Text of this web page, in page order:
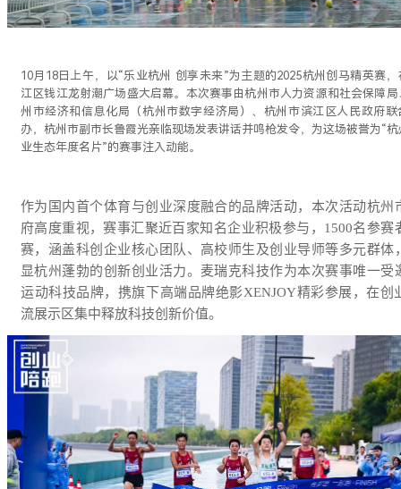
10月18日上午，以“乐业杭州 创享未来”为主题的2025杭州创马精英赛，
江区钱江龙射潮广场盛大启幕。本次赛事由杭州市人力资源和社会保障局
州市经济和信息化局（杭州市数字经济局）、杭州市滨江区人民政府联
办，杭州市副市长鲁霞光亲临现场发表讲话并鸣枪发令，为这场被誉为“杭
业生态年度名片”的赛事注入动能。
作为国内首个体育与创业深度融合的品牌活动，本次活动杭州
府高度重视，赛事汇聚近百家知名企业积极参与，1500名参赛
赛，涵盖科创企业核心团队、高校师生及创业导师等多元群体
显杭州蓬勃的创新创业活力。麦瑞克科技作为本次赛事唯一受
运动科技品牌，携旗下高端品牌绝影XENJOY精彩参展，在创
流展示区集中释放科技创新价值。